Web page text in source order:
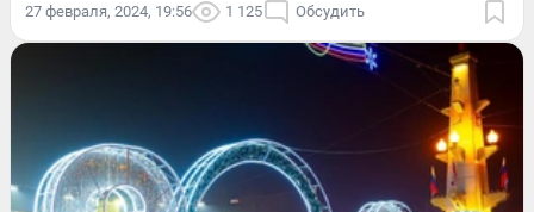
27 февраля, 2024, 19:56 1 125 Обсудить